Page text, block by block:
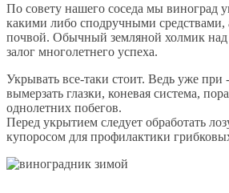
По совету нашего соседа мы виноград
какими либо сподручными средствами,
почвой. Обычный земляной холмик
залог многолетнего успеха.
Укрывать все-таки стоит. Ведь уже при
вымерзать глазки, коневая система,
однолетних побегов.
Перед укрытием следует обработать
купоросом для профилактики